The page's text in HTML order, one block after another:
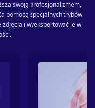
swoją profesjonalizmem,
pomocą specjalnych trybów
zdjęcia i wyeksportować je w